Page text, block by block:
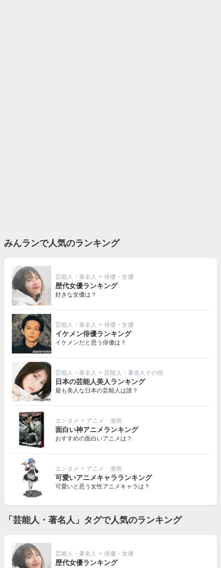
みんランで人気のランキング
芸能人・著名人 > 俳優・女優
歴代女優ランキング
好きな女優は？
芸能人・著名人 > 俳優・女優
イケメン俳優ランキング
イケメンだと思う俳優は？
芸能人・著名人 > 芸能人・著名人その他
日本の芸能人美人ランキング
最も美人な日本の芸能人は誰？
エンタメ > アニメ・漫画
面白い神アニメランキング
おすすめの面白いアニメは？
エンタメ > アニメ・漫画
可愛いアニメキャラランキング
可愛いと思う女性アニメキャラは？
「芸能人・著名人」タグで人気のランキング
芸能人・著名人 > 俳優・女優
歴代女優ランキング